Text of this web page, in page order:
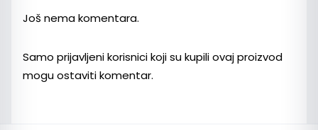
Još nema komentara.
Samo prijavljeni korisnici koji su kupili ovaj proizvod
mogu ostaviti komentar.